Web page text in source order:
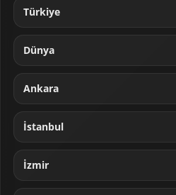
Türkiye
Dünya
Ankara
İstanbul
İzmir